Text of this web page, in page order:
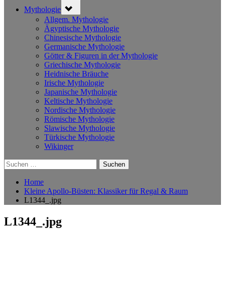
Mythologie sub-
menu
Allgem. Mythologie
Ägyptische Mythologie
Chinesische Mythologie
Germanische Mythologie
Götter & Figuren in der Mythologie
Griechische Mythologie
Heidnische Bräuche
Irische Mythologie
Japanische Mythologie
Keltische Mythologie
Nordische Mythologie
Römische Mythologie
Slawische Mythologie
Türkische Mythologie
Wikinger
Suchen
nach:
Home
Kleine Apollo-Büsten: Klassiker für Regal & Raum
L1344_.jpg
L1344_.jpg